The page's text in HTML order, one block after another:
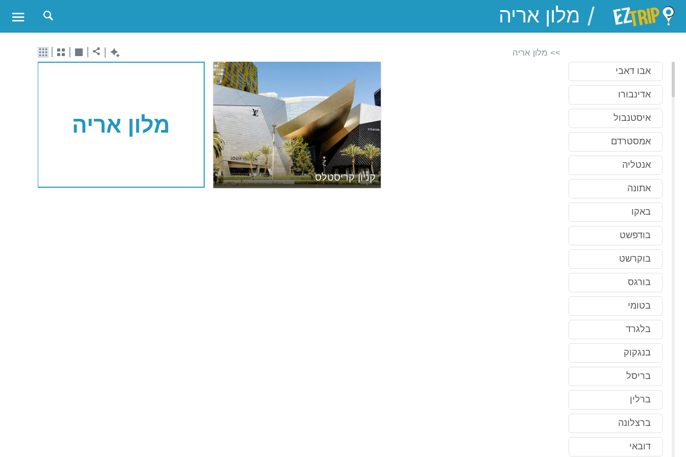
EZTrip
/
אבו דאבי
אדינבורו
איסטנבול
אמסטרדם
אנטליה
אתונה
באקו
בודפשט
בוקרשט
בורגס
בטומי
בלגרד
בנגקוק
בריסל
ברלין
ברצלונה
דובאי
>> מלון אריה
מלון אריה
קניון קריסטלס